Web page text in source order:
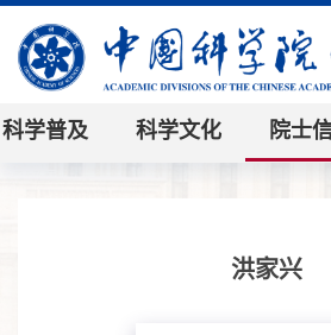
科学普及 科学文化 院士
洪家兴